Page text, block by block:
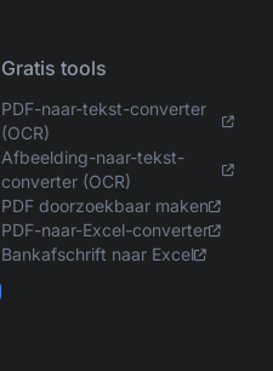
Gratis tools
PDF-naar-tekst-converter
(OCR)
Afbeelding-naar-tekst-
converter (OCR)
PDF doorzoekbaar maken
PDF-naar-Excel-converter
Bankafschrift naar Excel